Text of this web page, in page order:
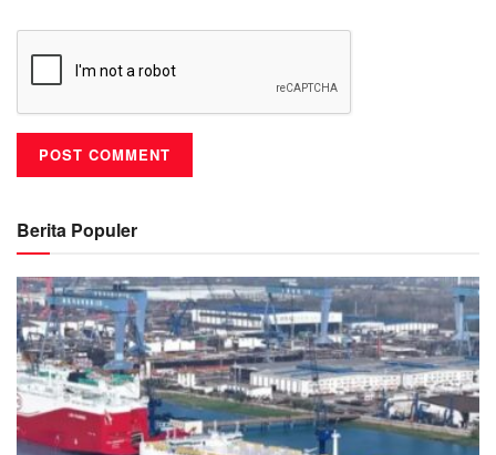
Berita Populer